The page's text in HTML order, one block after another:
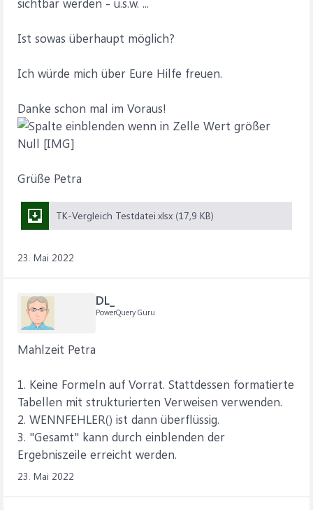
Ist sowas überhaupt möglich?
Ich würde mich über Eure Hilfe freuen.
Danke schon mal im Voraus!
Grüße Petra
TK-Vergleich Testdatei.xlsx (17,9 KB)
23. Mai 2022
DL_
PowerQuery Guru
Mahlzeit Petra
1. Keine Formeln auf Vorrat. Stattdessen formatierte
Tabellen mit strukturierten Verweisen verwenden.
2. WENNFEHLER() ist dann überflüssig.
3. "Gesamt" kann durch einblenden der
Ergebniszeile erreicht werden.
23. Mai 2022